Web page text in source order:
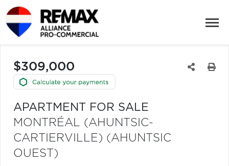
$309,000
APARTMENT FOR SALE
MONTRÉAL (AHUNTSIC-
CARTIERVILLE) (AHUNTSIC
OUEST)